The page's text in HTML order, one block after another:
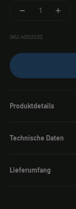
SKU: 4002032
Produktdetails
Technische Daten
Lieferumfang